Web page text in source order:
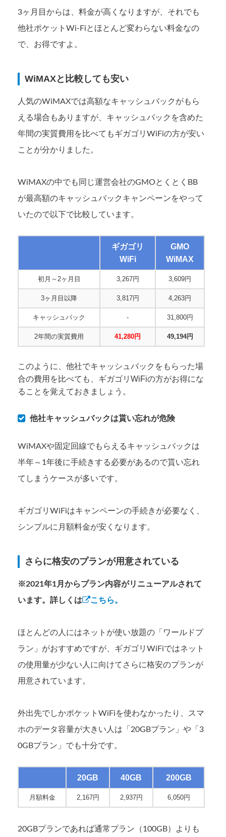
3ヶ月目からは、料金が高くなりますが、それでも
他社ポケットWi-Fiとほとんど変わらない料金なの
で、お得ですよ。
WiMAXと比較しても安い
人気のWiMAXでは高額なキャッシュバックがもら
える場合もありますが、キャッシュバックを含めた
年間の実質費用を比べてもギガゴリWiFiの方が安い
ことが分かりました。
WiMAXの中でも同じ運営会社のGMOとくとくBB
が最高額のキャッシュバックキャンペーンをやって
いたので以下で比較しています。
ギガゴリ
WiFi
GMO
WiMAX
初月～2ヶ月目 3,267円 3,609円
3ヶ月目以降 3,817円 4,263円
キャッシュバック - 31,800円
2年間の実質費用 41,280円 49,194円
このように、他社でキャッシュバックをもらった場
合の費用を比べても、ギガゴリWiFiの方がお得にな
ることを覚えておきましょう。
他社キャッシュバックは貰い忘れが危険
WiMAXや固定回線でもらえるキャッシュバックは
半年～1年後に手続きする必要があるので貰い忘れ
てしまうケースが多いです。
ギガゴリWiFiはキャンペーンの手続きが必要なく、
シンプルに月額料金が安くなります。
さらに格安のプランが用意されている
※2021年1月からプラン内容がリニューアルされて
います。詳しくは
こちら。
ほとんどの人にはネットが使い放題の「ワールドプ
ラン」がおすすめですが、ギガゴリWiFiではネット
の使用量が少ない人に向けてさらに格安のプランが
用意されています。
外出先でしかポケットWiFiを使わなかったり、スマ
ホのデータ容量が大きい人は「20GBプラン」や「3
0GBプラン」でも十分です。
20GB 40GB 200GB
月額料金 2,167円 2,937円 6,050円
20GBプランであれば通常プラン（100GB）よりも